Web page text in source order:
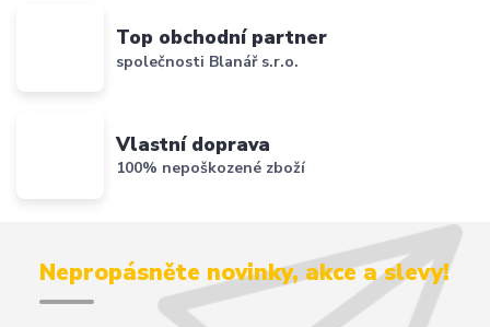
Top obchodní partner
společnosti Blanář s.r.o.
Vlastní doprava
100% nepoškozené zboží
Nepropásněte novinky, akce a slevy!